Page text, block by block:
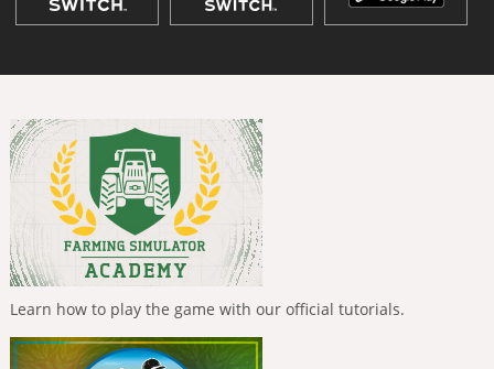
Learn how to play the game with our official tutorials.